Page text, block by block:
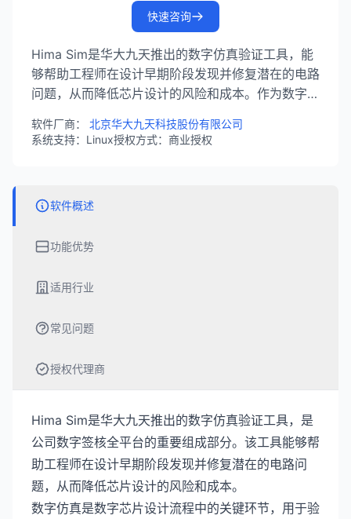
快速咨询
Hima Sim是华大九天推出的数字仿真验证工具，能
够帮助工程师在设计早期阶段发现并修复潜在的电路
问题，从而降低芯片设计的风险和成本。作为数字签
高效的仿真验证解决方案。
软件厂商： 北京华大九天科技股份有限公司
系统支持：Linux授权方式：商业授权
软件概述
功能优势
适用行业
常见问题
授权代理商
Hima Sim是华大九天推出的数字仿真验证工具，是
公司数字签核全平台的重要组成部分。该工具能够帮
助工程师在设计早期阶段发现并修复潜在的电路问
题，从而降低芯片设计的风险和成本。
数字仿真是数字芯片设计流程中的关键环节，用于验